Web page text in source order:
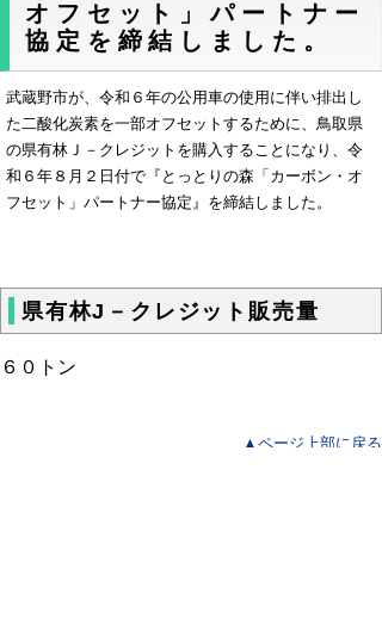
オフセット」パートナー
協定を締結しました。
武蔵野市が、令和６年の公用車の使用に伴い排出し
た二酸化炭素を一部オフセットするために、鳥取県
の県有林Ｊ－クレジットを購入することになり、令
和６年８月２日付で『とっとりの森「カーボン・オ
フセット」パートナー協定』を締結しました。
県有林J－クレジット販売量
６０トン
▲ページ上部に戻る